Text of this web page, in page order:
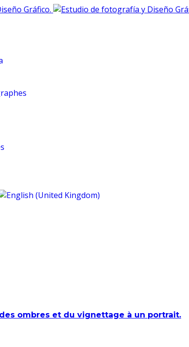
ombres et du vignettage à un portrait.